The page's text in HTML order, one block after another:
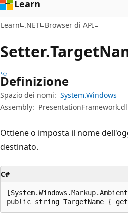
Learn
Learn .NET Browser di API
Setter.Target
Definizione
Spazio dei nomi: System.Windows
Assembly:
Ottiene o imposta il nome
destinato.
C#
public string TargetName {